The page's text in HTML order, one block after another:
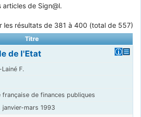
articles de Sign@l.
les résultats de 381 à 400 (total de 557)
Titre
de l'Etat
F.
française de finances publiques
janvier-mars 1993